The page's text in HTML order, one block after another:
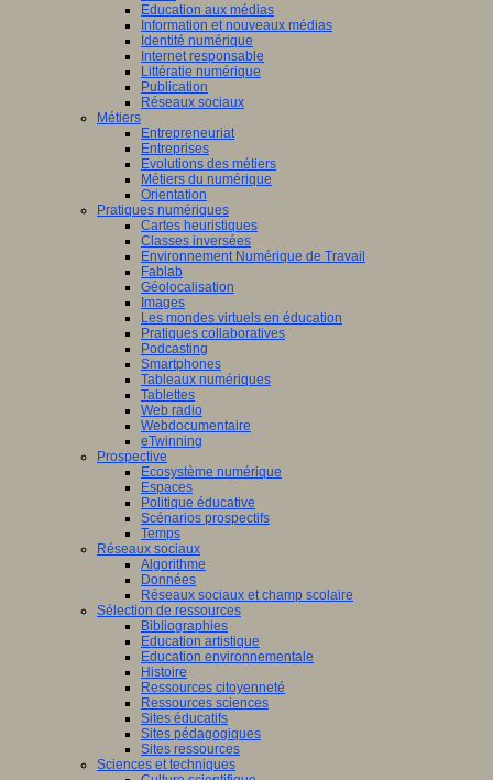
Education aux médias
Information et nouveaux médias
Identité numérique
Internet responsable
Littératie numérique
Publication
Réseaux sociaux
Métiers
Entrepreneuriat
Entreprises
Evolutions des métiers
Métiers du numérique
Orientation
Pratiques numériques
Cartes heuristiques
Classes inversées
Environnement Numérique de Travail
Fablab
Géolocalisation
Images
Les mondes virtuels en éducation
Pratiques collaboratives
Podcasting
Smartphones
Tableaux numériques
Tablettes
Web radio
Webdocumentaire
eTwinning
Prospective
Ecosystème numérique
Espaces
Politique éducative
Scénarios prospectifs
Temps
Réseaux sociaux
Algorithme
Données
Réseaux sociaux et champ scolaire
Sélection de ressources
Bibliographies
Education artistique
Education environnementale
Histoire
Ressources citoyenneté
Ressources sciences
Sites éducatifs
Sites pédagogiques
Sites ressources
Sciences et techniques